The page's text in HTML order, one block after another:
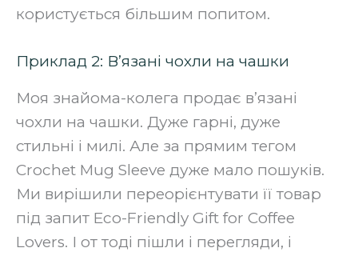
користується більшим попитом.‍
Приклад 2: В’язані чохли на чашки
Моя знайома-колега продає в’язані
чохли на чашки. Дуже гарні, дуже
стильні і милі. Але за прямим тегом
Crochet Mug Sleeve дуже мало пошуків.
Ми вирішили переорієнтувати її товар
під запит Eco-Friendly Gift for Coffee
Lovers. І от тоді пішли і перегляди, і